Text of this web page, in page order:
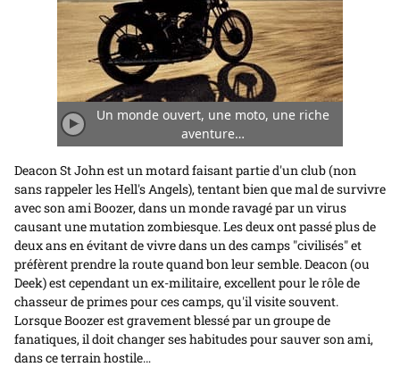
Jouer/Arrêter
l'animation
Un monde ouvert, une moto, une riche
aventure…
Deacon St John est un motard faisant partie d'un club (non
sans rappeler les Hell's Angels), tentant bien que mal de survivre
avec son ami Boozer, dans un monde ravagé par un virus
causant une mutation zombiesque. Les deux ont passé plus de
deux ans en évitant de vivre dans un des camps "civilisés" et
préfèrent prendre la route quand bon leur semble. Deacon (ou
Deek) est cependant un ex-militaire, excellent pour le rôle de
chasseur de primes pour ces camps, qu'il visite souvent.
Lorsque Boozer est gravement blessé par un groupe de
fanatiques, il doit changer ses habitudes pour sauver son ami,
dans ce terrain hostile…